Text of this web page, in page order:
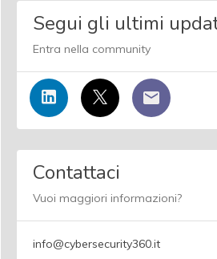
Segui gli ultimi
Entra nella community
Contattaci
Vuoi maggiori informazioni?
info@cybersecurity360.it